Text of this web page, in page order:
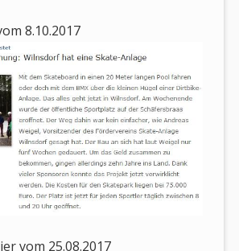
8.10.2017
vom 25.08.2017